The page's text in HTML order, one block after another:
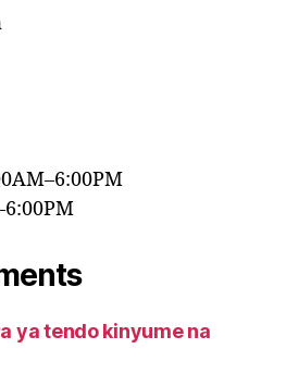
ya tendo kinyume na